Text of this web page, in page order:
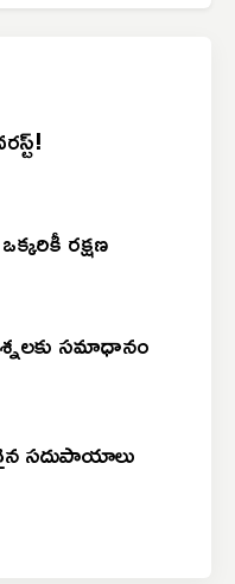
రక్షణ
సమాధానం
సదుపాయాలు